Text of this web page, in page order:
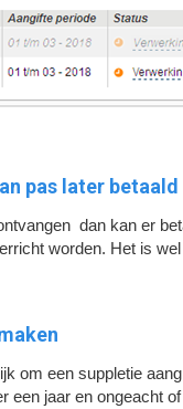
pas later
dan kan er
worden. Het is
om een suppletie
een jaar en ongeacht